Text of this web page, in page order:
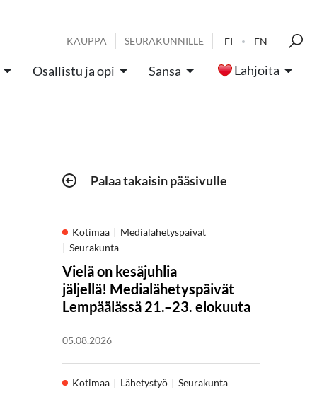
KAUPPA SEURAKUNNILLE FI EN
Osallistu ja opi Sansa Lahjoita
Palaa takaisin pääsivulle
Kotimaa
Medialähetyspäivät
Seurakunta
Vielä on kesäjuhlia
jäljellä! Medialähetyspäivät
Lempäälässä 21.–23. elokuuta
05.08.2026
Kotimaa Lähetystyö Seurakunta